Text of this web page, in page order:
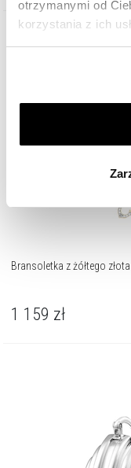
otrzymanymi od
korzystania z ich
przez nas plików
korzystamy.
Zarządzaj
dokonać zmiany
Bransoletka z żółtego
1 159 zł